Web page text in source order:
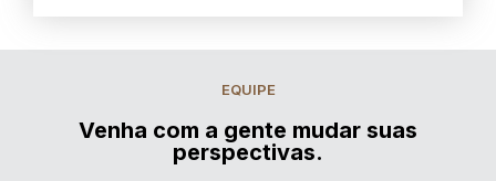
EQUIPE
Venha com a gente mudar suas
perspectivas.